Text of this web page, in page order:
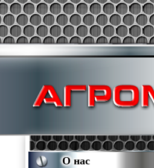
О нас